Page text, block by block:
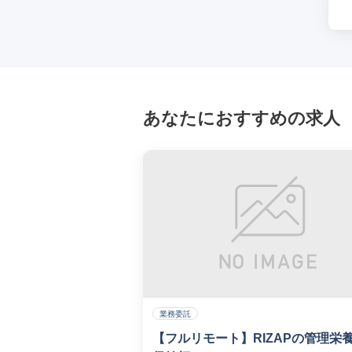
あなたにおすすめの求人
業務委託
【フルリモート】RIZAPの管理栄